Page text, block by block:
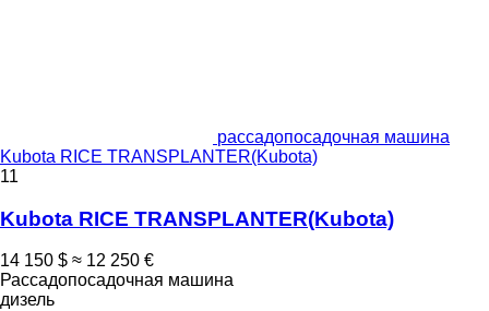
рассадопосадочная машина
Kubota RICE TRANSPLANTER(Kubota)
11
Kubota RICE TRANSPLANTER(Kubota)
14 150 $ ≈ 12 250 €
Рассадопосадочная машина
дизель